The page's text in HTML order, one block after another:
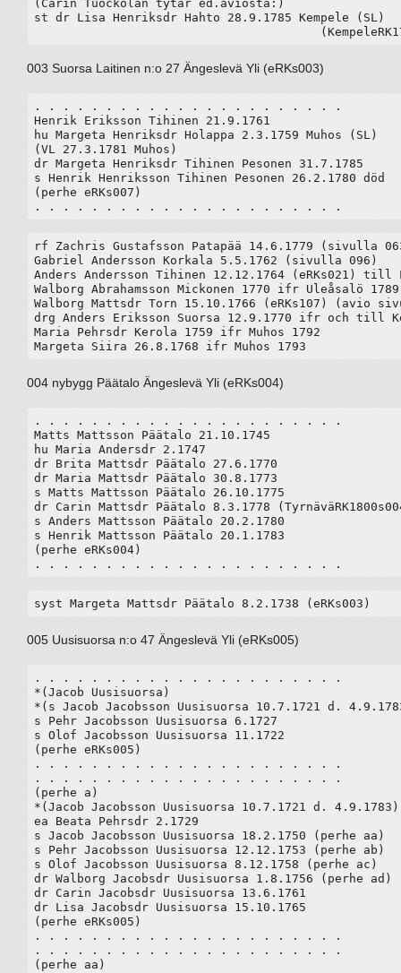
(Carin Tuockolan tytär ed.aviosta:)
st dr Lisa Henriksdr Hahto 28.9.1785 Kempele (SL)
003 Suorsa Laitinen n:o 27 Ängeslevä Yli (eRKs003)
. . . . . . . . . . . . . . . . . . . . . .
Henrik Eriksson Tihinen 21.9.1761
hu Margeta Henriksdr Holappa 2.3.1759 Muhos (SL)
(VL 27.3.1781 Muhos)
dr Margeta Henriksdr Tihinen Pesonen 31.7.1785
s Henrik Henriksson Tihinen Pesonen 26.2.1780 död
(perhe eRKs007)
. . . . . . . . . . . . . . . . . . . . . .
rf Zachris Gustafsson Patapää 14.6.1779 (sivulla
Gabriel Andersson Korkala 5.5.1762 (sivulla 096)
Anders Andersson Tihinen 12.12.1764 (eRKs021) till
Walborg Abrahamsson Mickonen 1770 ifr Uleåsalö
Walborg Mattsdr Torn 15.10.1766 (eRKs107) (avio
drg Anders Eriksson Suorsa 12.9.1770 ifr och till
Maria Pehrsdr Kerola 1759 ifr Muhos 1792
Margeta Siira 26.8.1768 ifr Muhos 1793
004 nybygg Päätalo Ängeslevä Yli (eRKs004)
. . . . . . . . . . . . . . . . . . . . . .
Matts Mattsson Päätalo 21.10.1745
hu Maria Andersdr 2.1747
dr Brita Mattsdr Päätalo 27.6.1770
dr Maria Mattsdr Päätalo 30.8.1773
s Matts Mattsson Päätalo 26.10.1775
dr Carin Mattsdr Päätalo 8.3.1778
s Anders Mattsson Päätalo 20.2.1780
s Henrik Mattsson Päätalo 20.1.1783
(perhe eRKs004)
. . . . . . . . . . . . . . . . . . . . . .
syst Margeta Mattsdr Päätalo 8.2.1738 (eRKs003)
005 Uusisuorsa n:o 47 Ängeslevä Yli (eRKs005)
. . . . . . . . . . . . . . . . . . . . . .
*(Jacob Uusisuorsa)
*(s Jacob Jacobsson Uusisuorsa 10.7.1721 d.
s Pehr Jacobsson Uusisuorsa 6.1727
s Olof Jacobsson Uusisuorsa 11.1722
(perhe eRKs005)
. . . . . . . . . . . . . . . . . . . . . .
. . . . . . . . . . . . . . . . . . . . . .
(perhe a)
*(Jacob Jacobsson Uusisuorsa 10.7.1721 d. 4.9.1783)
ea Beata Pehrsdr 2.1729
s Jacob Jacobsson Uusisuorsa 18.2.1750 (perhe aa)
s Pehr Jacobsson Uusisuorsa 12.12.1753 (perhe ab)
s Olof Jacobsson Uusisuorsa 8.12.1758 (perhe ac)
dr Walborg Jacobsdr Uusisuorsa 1.8.1756 (perhe ad)
dr Carin Jacobsdr Uusisuorsa 13.6.1761
dr Lisa Jacobsdr Uusisuorsa 15.10.1765
(perhe eRKs005)
. . . . . . . . . . . . . . . . . . . . . .
. . . . . . . . . . . . . . . . . . . . . .
(perhe aa)